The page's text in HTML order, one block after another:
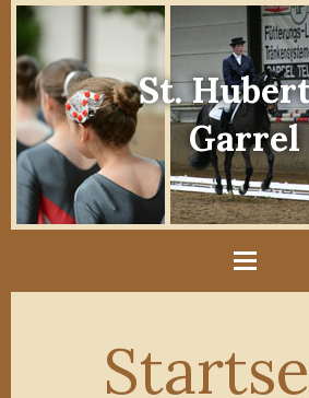
St.
Garrel